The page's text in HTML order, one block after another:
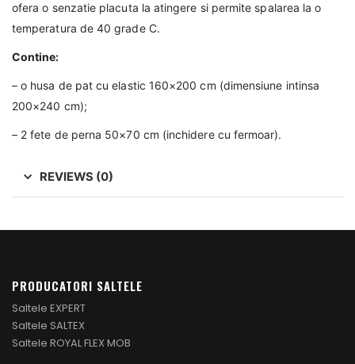
ofera o senzatie placuta la atingere si permite spalarea la o
temperatura de 40 grade C.
Contine:
– o husa de pat cu elastic 160×200 cm (dimensiune intinsa
200×240 cm);
– 2 fete de perna 50×70 cm (inchidere cu fermoar).
REVIEWS (0)
PRODUCATORI SALTELE
Saltele EXPERT
Saltele SALTEX
Saltele ROYAL FLEX MOB